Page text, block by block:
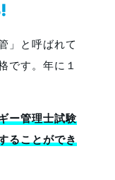
」と呼ばれて
です。年に１
ー管理士試験
ることができ